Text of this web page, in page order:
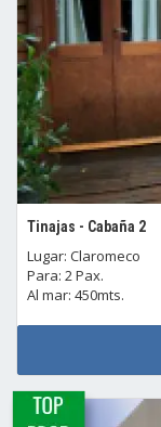
Tinajas - Cabaña 2
Lugar: Claromeco
Para: 2 Pax.
Al mar: 450mts.